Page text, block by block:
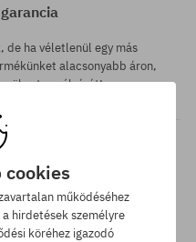
de ha véletlenül egy más
alacsonyabb áron,
a termék árát!
cookies
működéséhez
hirdetések személyre
köréhez igazodó